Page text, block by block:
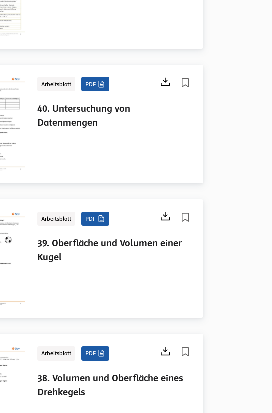
Arbeitsblatt PDF
40. Untersuchung von
Datenmengen
Arbeitsblatt PDF
39. Oberfläche und Volumen einer
Kugel
Arbeitsblatt PDF
38. Volumen und Oberfläche eines
Drehkegels